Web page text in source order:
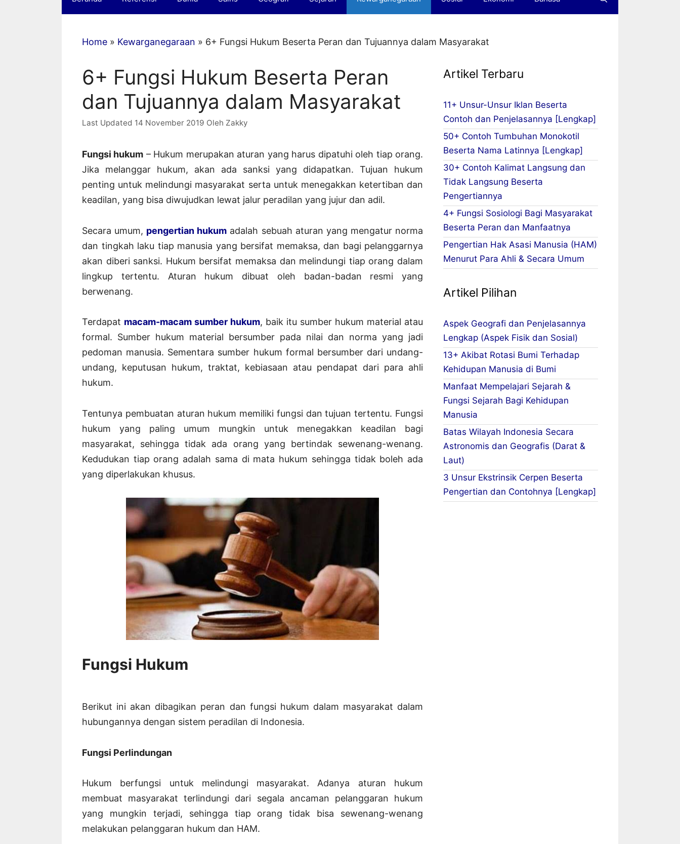
Home » Kewarganegaraan » 6+ Fungsi Hukum Beserta Peran dan Tujuannya dalam Masyarakat
6+ Fungsi Hukum Beserta Peran
dan Tujuannya dalam Masyarakat
14 November 2019 Oleh Zakky
Fungsi hukum – Hukum merupakan aturan yang harus dipatuhi oleh tiap orang.
Jika melanggar hukum, akan ada sanksi yang didapatkan. Tujuan hukum
penting untuk melindungi masyarakat serta untuk menegakkan ketertiban dan
keadilan, yang bisa diwujudkan lewat jalur peradilan yang jujur dan adil.
Secara umum, pengertian hukum adalah sebuah aturan yang mengatur norma
dan tingkah laku tiap manusia yang bersifat memaksa, dan bagi pelanggarnya
akan diberi sanksi. Hukum bersifat memaksa dan melindungi tiap orang dalam
lingkup tertentu. Aturan hukum dibuat oleh badan-badan resmi yang
berwenang.
Terdapat macam-macam sumber hukum, baik itu sumber hukum material atau
formal. Sumber hukum material bersumber pada nilai dan norma yang jadi
pedoman manusia. Sementara sumber hukum formal bersumber dari undang-
undang, keputusan hukum, traktat, kebiasaan atau pendapat dari para ahli
hukum.
Tentunya pembuatan aturan hukum memiliki fungsi dan tujuan tertentu. Fungsi
hukum yang paling umum mungkin untuk menegakkan keadilan bagi
masyarakat, sehingga tidak ada orang yang bertindak sewenang-wenang.
Kedudukan tiap orang adalah sama di mata hukum sehingga tidak boleh ada
yang diperlakukan khusus.
Fungsi Hukum
Berikut ini akan dibagikan peran dan fungsi hukum dalam masyarakat dalam
hubungannya dengan sistem peradilan di Indonesia.
Fungsi Perlindungan
Hukum berfungsi untuk melindungi masyarakat. Adanya aturan hukum
membuat masyarakat terlindungi dari segala ancaman pelanggaran hukum
yang mungkin terjadi, sehingga tiap orang tidak bisa sewenang-wenang
melakukan pelanggaran hukum dan HAM.
Artikel Terbaru
11+ Unsur-Unsur Iklan Beserta
Contoh dan Penjelasannya [Lengkap]
50+ Contoh Tumbuhan Monokotil
Beserta Nama Latinnya [Lengkap]
30+ Contoh Kalimat Langsung dan
Tidak Langsung Beserta
Pengertiannya
4+ Fungsi Sosiologi Bagi Masyarakat
Beserta Peran dan Manfaatnya
Pengertian Hak Asasi Manusia (HAM)
Menurut Para Ahli & Secara Umum
Artikel Pilihan
Aspek Geografi dan Penjelasannya
Lengkap (Aspek Fisik dan Sosial)
13+ Akibat Rotasi Bumi Terhadap
Kehidupan Manusia di Bumi
Manfaat Mempelajari Sejarah &
Fungsi Sejarah Bagi Kehidupan
Manusia
Batas Wilayah Indonesia Secara
Astronomis dan Geografis (Darat &
Laut)
3 Unsur Ekstrinsik Cerpen Beserta
Pengertian dan Contohnya [Lengkap]